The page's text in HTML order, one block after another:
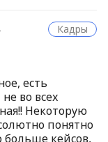
Кадры
есть
во всех
Некоторую
понятно
кейсов,